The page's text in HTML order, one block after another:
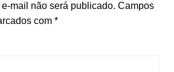
mail não será publicado. Campos
com *